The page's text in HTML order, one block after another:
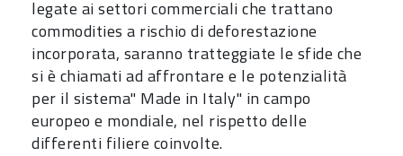
legate ai settori commerciali che trattano
commodities a rischio di deforestazione
incorporata, saranno tratteggiate le sfide che
si è chiamati ad affrontare e le potenzialità
per il sistema" Made in Italy" in campo
europeo e mondiale, nel rispetto delle
differenti filiere coinvolte.